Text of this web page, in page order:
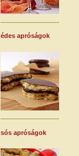
édes apróságok
sós apróságok